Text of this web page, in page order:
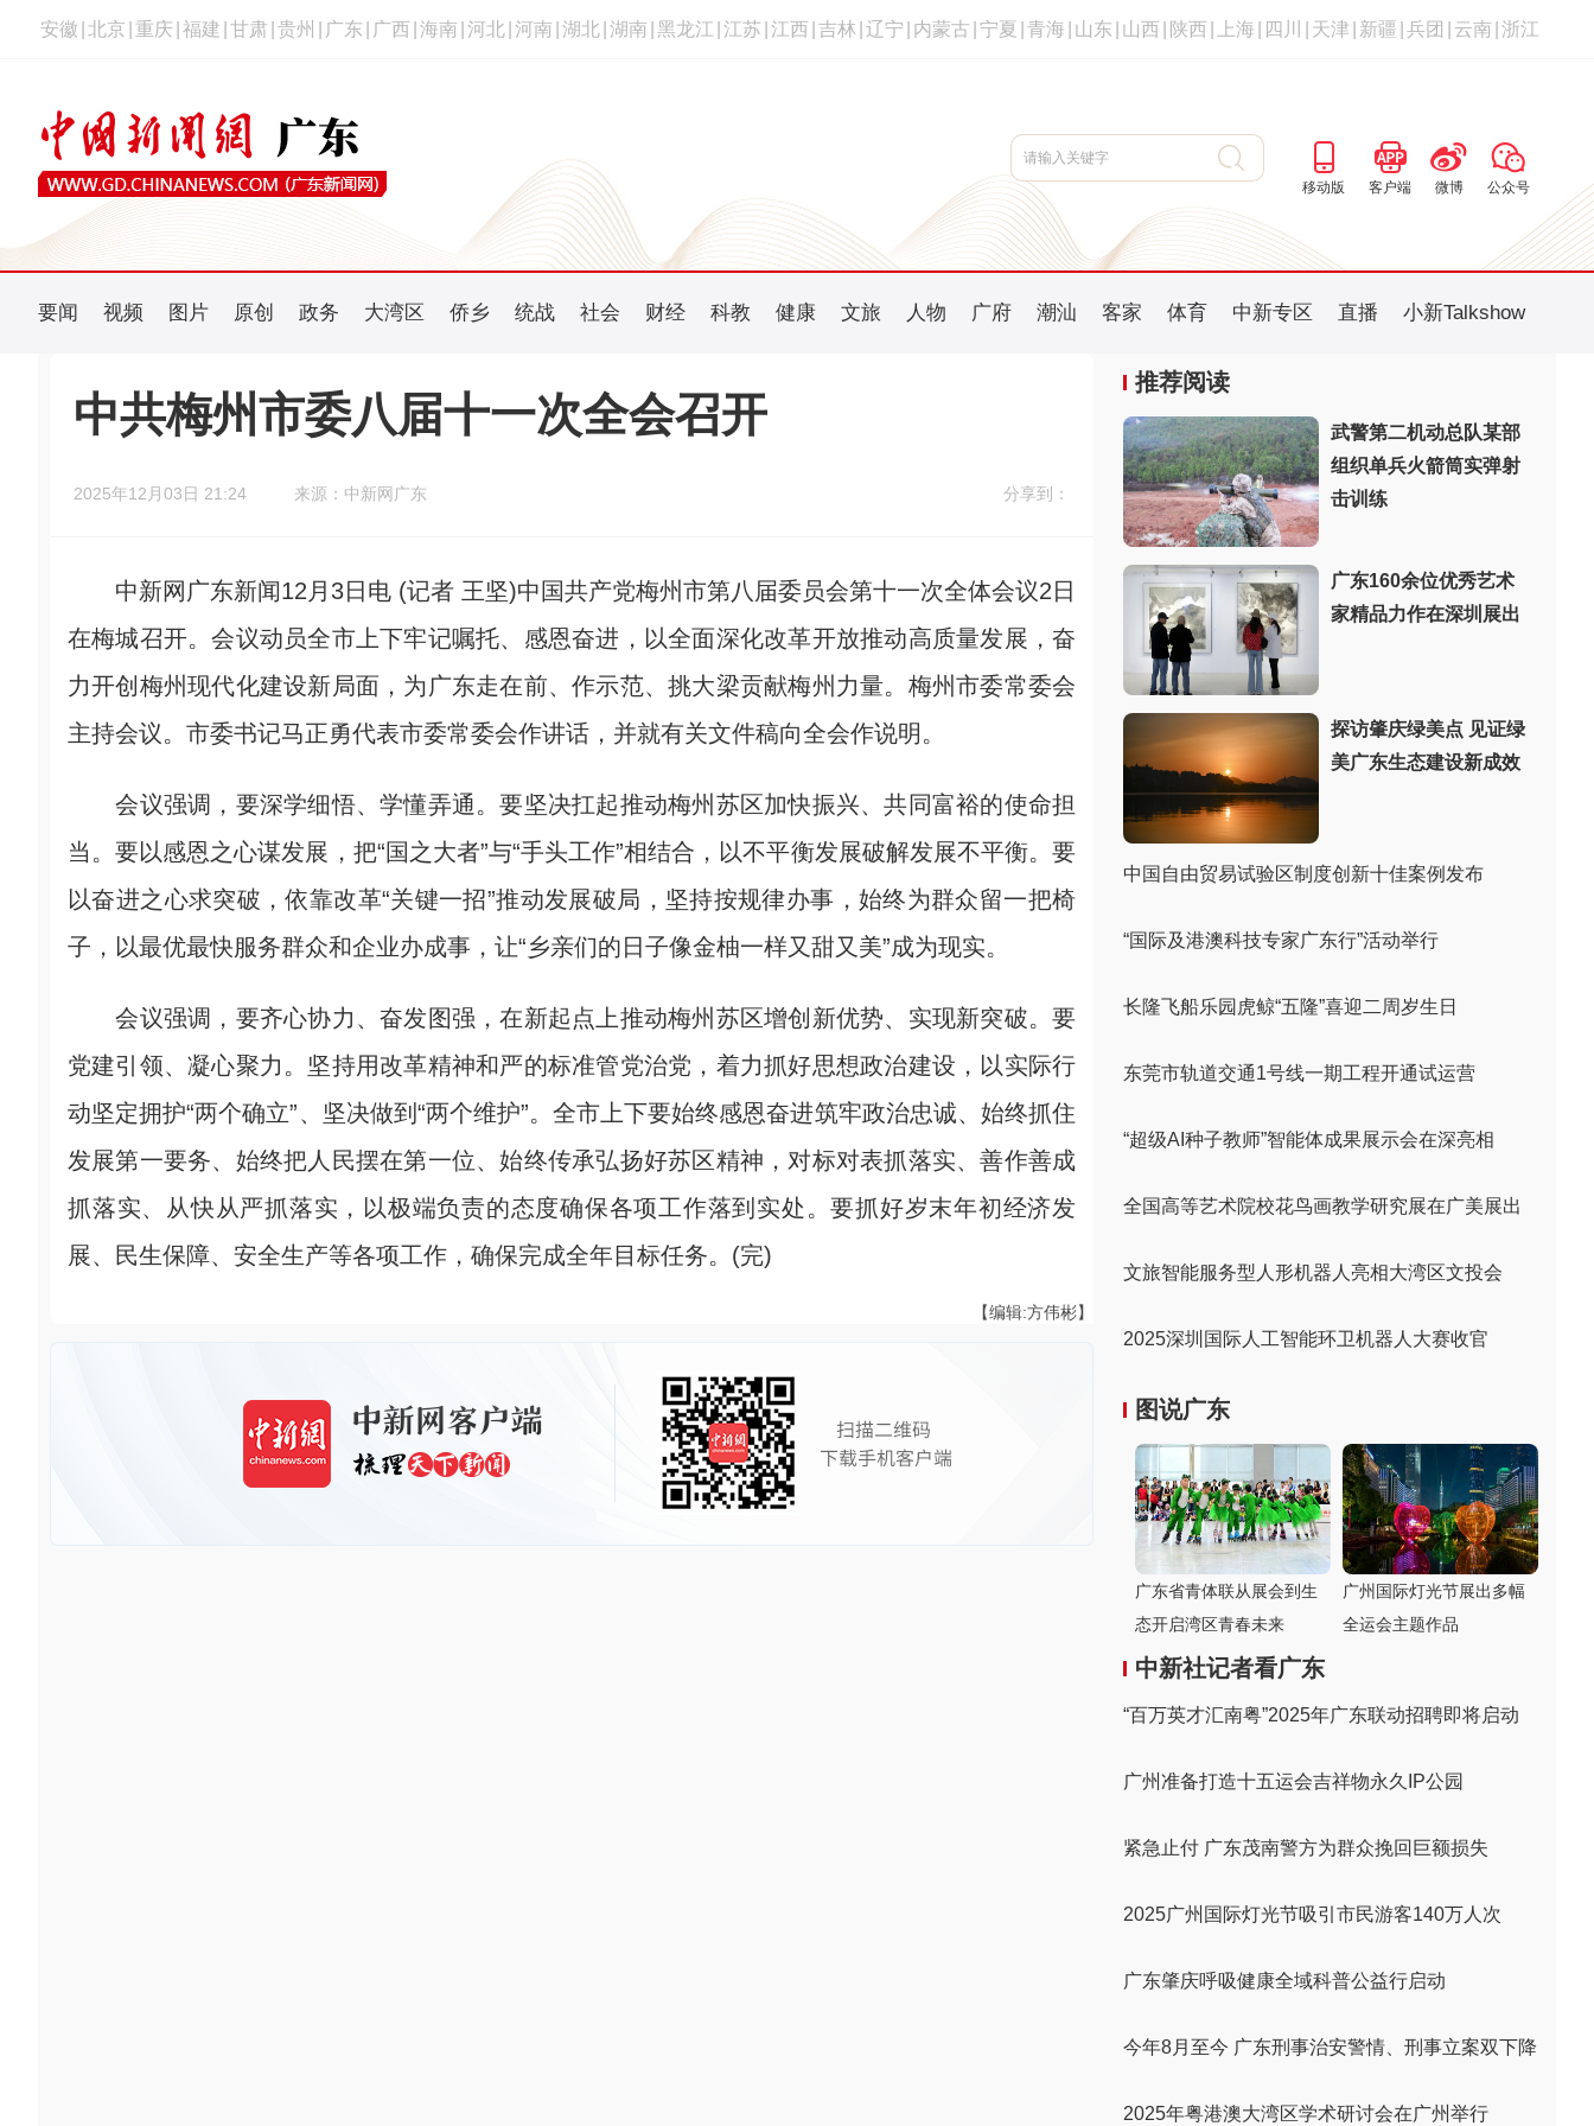
安徽 北京 重庆 福建 甘肃 贵州 广东 广西 海南 河北 河南 湖北 湖南 黑龙江 江苏 江西 吉林 辽宁 内蒙古 宁夏 青海 山东 山西 陕西 上海 四川 天津 新疆 兵团 云南 浙江
移动版 客户端 微博 公众号
要闻 视频 图片 原创 政务 大湾区 侨乡 统战 社会 财经 科教 健康 文旅 人物 广府 潮汕 客家 体育 中新专区 直播 小新Talkshow
中共梅州市委八届十一次全会召开
2025年12月03日 21:24 来源：中新网广东 分享到：
中新网广东新闻12月3日电 (记者 王坚)中国共产党梅州市第八届委员会第十一次全体会议2日
在梅城召开。会议动员全市上下牢记嘱托、感恩奋进，以全面深化改革开放推动高质量发展，奋
力开创梅州现代化建设新局面，为广东走在前、作示范、挑大梁贡献梅州力量。梅州市委常委会
主持会议。市委书记马正勇代表市委常委会作讲话，并就有关文件稿向全会作说明。
会议强调，要深学细悟、学懂弄通。要坚决扛起推动梅州苏区加快振兴、共同富裕的使命担
当。要以感恩之心谋发展，把“国之大者”与“手头工作”相结合，以不平衡发展破解发展不平衡。要
以奋进之心求突破，依靠改革“关键一招”推动发展破局，坚持按规律办事，始终为群众留一把椅
子，以最优最快服务群众和企业办成事，让“乡亲们的日子像金柚一样又甜又美”成为现实。
会议强调，要齐心协力、奋发图强，在新起点上推动梅州苏区增创新优势、实现新突破。要
党建引领、凝心聚力。坚持用改革精神和严的标准管党治党，着力抓好思想政治建设，以实际行
动坚定拥护“两个确立”、坚决做到“两个维护”。全市上下要始终感恩奋进筑牢政治忠诚、始终抓住
发展第一要务、始终把人民摆在第一位、始终传承弘扬好苏区精神，对标对表抓落实、善作善成
抓落实、从快从严抓落实，以极端负责的态度确保各项工作落到实处。要抓好岁末年初经济发
展、民生保障、安全生产等各项工作，确保完成全年目标任务。(完)
【编辑:方伟彬】
推荐阅读
武警第二机动总队某部
组织单兵火箭筒实弹射
击训练
广东160余位优秀艺术
家精品力作在深圳展出
探访肇庆绿美点 见证绿
美广东生态建设新成效
中国自由贸易试验区制度创新十佳案例发布
“国际及港澳科技专家广东行”活动举行
长隆飞船乐园虎鲸“五隆”喜迎二周岁生日
东莞市轨道交通1号线一期工程开通试运营
“超级AI种子教师”智能体成果展示会在深亮相
全国高等艺术院校花鸟画教学研究展在广美展出
文旅智能服务型人形机器人亮相大湾区文投会
2025深圳国际人工智能环卫机器人大赛收官
图说广东
广东省青体联从展会到生
态开启湾区青春未来
广州国际灯光节展出多幅
全运会主题作品
中新社记者看广东
“百万英才汇南粤”2025年广东联动招聘即将启动
广州准备打造十五运会吉祥物永久IP公园
紧急止付 广东茂南警方为群众挽回巨额损失
2025广州国际灯光节吸引市民游客140万人次
广东肇庆呼吸健康全域科普公益行启动
今年8月至今 广东刑事治安警情、刑事立案双下降
2025年粤港澳大湾区学术研讨会在广州举行